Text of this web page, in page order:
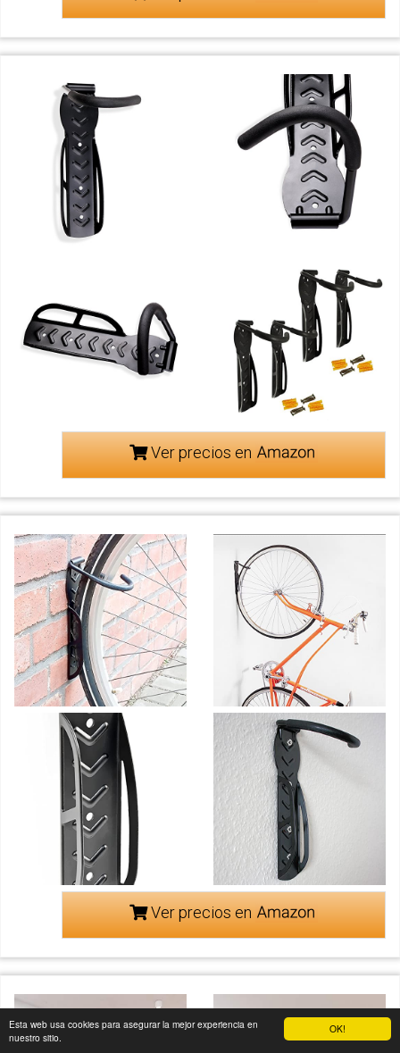
OK!
Esta web usa cookies para asegurar la mejor experiencia en
nuestro sitio.
Ver precios en
Ver precios en